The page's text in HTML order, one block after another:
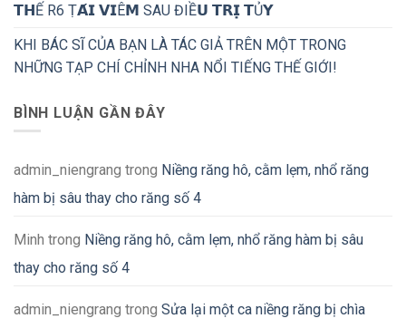
𝗧𝗛Ế R6 Ṭ𝗔́𝗜 𝗩𝗜Ê𝗠 SAU ĐIỀ𝗨 𝗧𝗥𝗜̣ 𝗧Ủ𝗬
KHI BÁC SĨ CỦA BẠN LÀ TÁC GIẢ TRÊN MỘT TRONG
NHỮNG TẠP CHÍ CHỈNH NHA NỔI TIẾNG THẾ GIỚI!
BÌNH LUẬN GẦN ĐÂY
admin_niengrang trong Niềng răng hô, cằm lẹm, nhổ răng
hàm bị sâu thay cho răng số 4
Minh trong Niềng răng hô, cằm lẹm, nhổ răng hàm bị sâu
thay cho răng số 4
admin_niengrang trong Sửa lại một ca niềng răng bị chìa